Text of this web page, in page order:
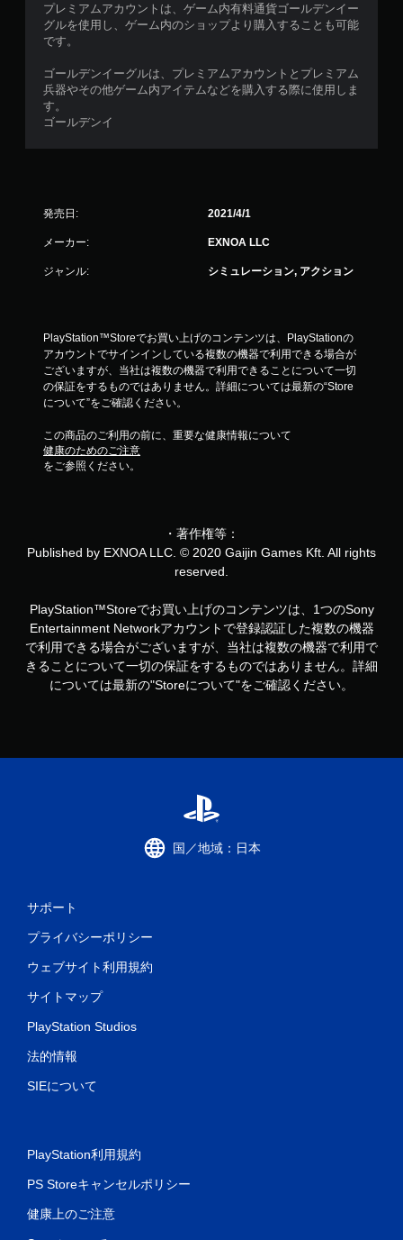
プレミアムアカウントは、ゲーム内有料通貨ゴールデンイー
グルを使用し、ゲーム内のショップより購入することも可能
です。
ゴールデンイーグルは、プレミアムアカウントとプレミアム
兵器やその他ゲーム内アイテムなどを購入する際に使用しま
す。
ゴールデンイ
発売日: 2021/4/1
メーカー: EXNOA LLC
ジャンル: シミュレーション, アクション
PlayStation™Storeでお買い上げのコンテンツは、PlayStationの
アカウントでサインインしている複数の機器で利用できる場合が
ございますが、当社は複数の機器で利用できることについて一切
の保証をするものではありません。詳細については最新の“Store
について”をご確認ください。
この商品のご利用の前に、重要な健康情報について
健康のためのご注意
をご参照ください。
・著作権等：
Published by EXNOA LLC. © 2020 Gaijin Games Kft. All rights
reserved.
PlayStation™Storeでお買い上げのコンテンツは、1つのSony
Entertainment Networkアカウントで登録認証した複数の機器
で利用できる場合がございますが、当社は複数の機器で利用で
きることについて一切の保証をするものではありません。詳細
については最新の"Storeについて"をご確認ください。
国／地域：日本
サポート
プライバシーポリシー
ウェブサイト利用規約
サイトマップ
PlayStation Studios
法的情報
SIEについて
PlayStation利用規約
PS Storeキャンセルポリシー
健康上のご注意